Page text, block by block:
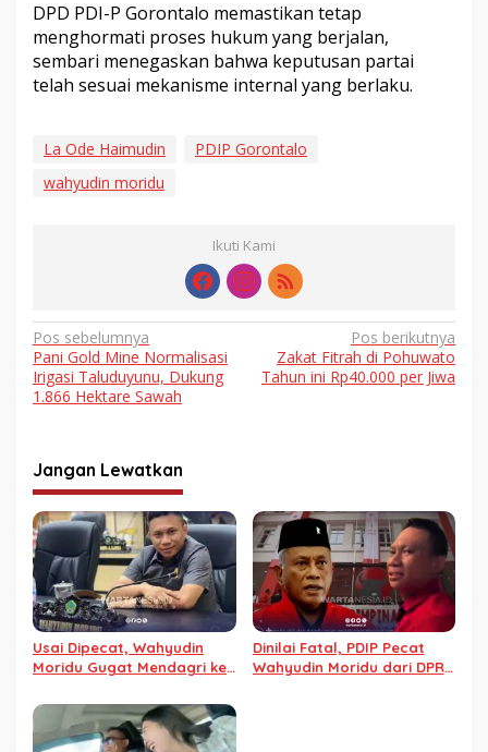
DPD PDI-P Gorontalo memastikan tetap
menghormati proses hukum yang berjalan,
sembari menegaskan bahwa keputusan partai
telah sesuai mekanisme internal yang berlaku.
La Ode Haimudin
PDIP Gorontalo
wahyudin moridu
Ikuti Kami
Navigasi
pos
Pos sebelumnya
Pani Gold Mine Normalisasi
Irigasi Taluduyunu, Dukung
1.866 Hektare Sawah
Pos berikutnya
Zakat Fitrah di Pohuwato
Tahun ini Rp40.000 per Jiwa
Jangan Lewatkan
Usai Dipecat, Wahyudin
Moridu Gugat Mendagri ke
Dinilai Fatal, PDIP Pecat
Wahyudin Moridu dari DPRD